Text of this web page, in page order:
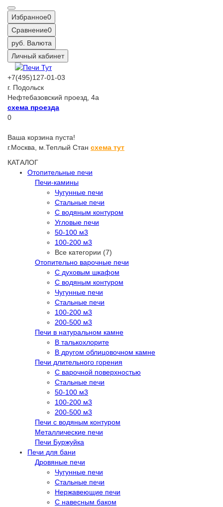
Избранное0
Сравнение0
руб. Валюта
Личный кабинет
+7(495)127-01-03
г. Подольск
Нефтебазовский проезд, 4а
схема проезда
0
Ваша корзина пуста!
г.Москва, м.Теплый Стан схема тут
КАТАЛОГ
Отопительные печи
Печи-камины
Чугунные печи
Стальные печи
С водяным контуром
Угловые печи
50-100 м3
100-200 м3
Все категории (7)
Отопительно варочные печи
С духовым шкафом
С водяным контуром
Чугунные печи
Стальные печи
100-200 м3
200-500 м3
Печи в натуральном камне
В талькохлорите
В другом облицовочном камне
Печи длительного горения
С варочной поверхностью
Стальные печи
50-100 м3
100-200 м3
200-500 м3
Печи с водяным контуром
Металлические печи
Печи Буржуйка
Печи для бани
Дровяные печи
Чугунные печи
Стальные печи
Нержавеющие печи
С навесным баком